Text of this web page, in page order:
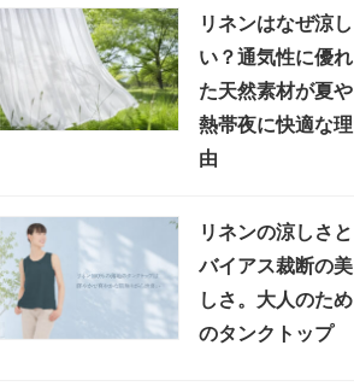
リネンはなぜ涼し
い？通気性に優れ
た天然素材が夏や
熱帯夜に快適な理
由
リネンの涼しさと
バイアス裁断の美
しさ。大人のため
のタンクトップ